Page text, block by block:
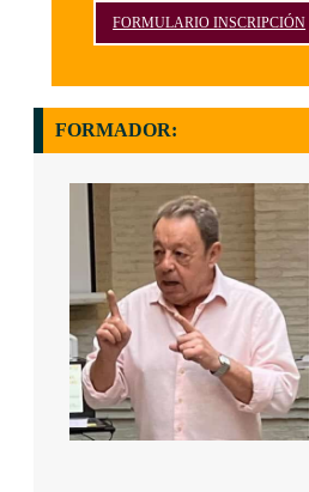
FORMULARIO INSCRIPCIÓN
FORMADOR: